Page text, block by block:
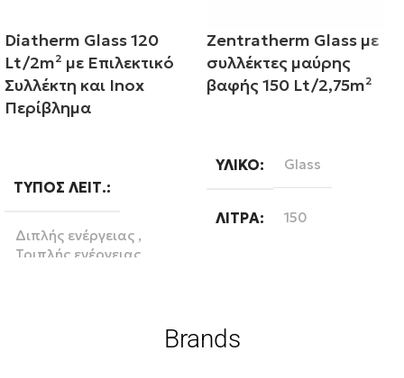
Diatherm Glass 120
Lt/2m² με Επιλεκτικό
Συλλέκτη και Inox
Περίβλημα
ΤΎΠΟΣ ΛΕΙΤ.
Διπλής ενέργειας ,
Τριπλής ενέργειας
Zentratherm Glass με
συλλέκτες μαύρης
βαφής 150 Lt/2,75m²
ΥΛΙΚΌ Glass
ΛΊΤΡΑ 150
Brands